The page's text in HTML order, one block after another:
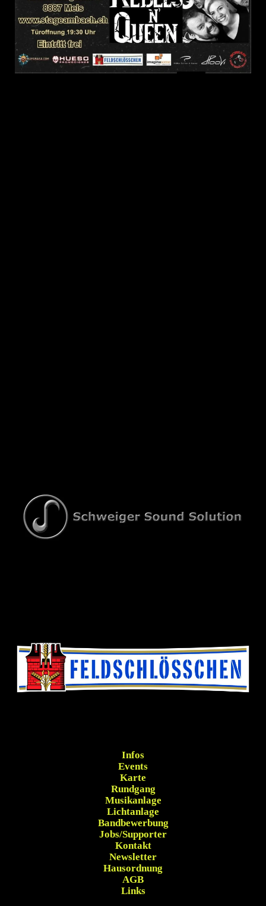
Infos
Events
Karte
Rundgang
Musikanlage
Lichtanlage
Bandbewerbung
Jobs/Supporter
Kontakt
Newsletter
Hausordnung
AGB
Links